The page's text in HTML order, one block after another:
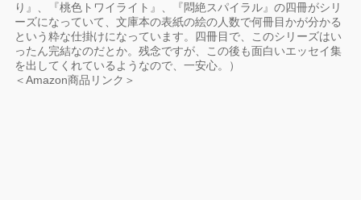
り』、『桃色トワイライト』、『悶絶スパイラル』の四冊がシリ
ーズになっていて、文庫本の表紙の絵の人数で何冊目かが分かる
という粋な仕掛けになっています。四冊目で、このシリーズはい
ったん完結なのだとか。残念ですが、この後も面白いエッセイ集
を出してくれているようなので、一安心。）
＜Amazon商品リンク＞